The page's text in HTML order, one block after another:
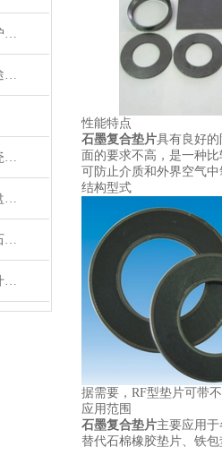
膨胀型钢结构防火涂料：守护建筑安全的 “隐形卫士”
石墨编织带，石墨波纹带用途及性能
现货供应陶瓷纸，耐高温陶瓷纤维纸规格齐全
石墨盘根，金属丝增强石墨盘根主要性能
高品质石墨盘根，加金属丝石墨盘根厂家有现货
石棉园编绳，石棉扭绳用在什么地方
性能特点
石墨复合垫片具有良好
面的要求不高，是一种
可防止介质和外界空气
结构型式
据需要，RF型垫片可带
应用范围
石墨复合垫片主要应用
替代石棉橡胶垫片、铁包